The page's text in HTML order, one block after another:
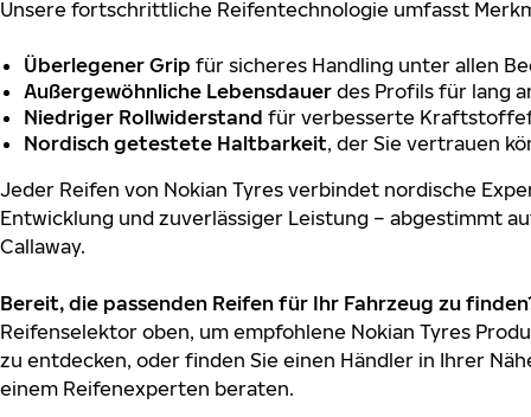
Unsere fortschrittliche Reifentechnologie umfasst
Überlegener Grip für sicheres Handling unter allen
Außergewöhnliche Lebensdauer des Profils für lang
Niedriger Rollwiderstand für verbesserte
Nordisch getestete Haltbarkeit, der Sie vertrauen
Jeder Reifen von Nokian Tyres verbindet nordische
Entwicklung und zuverlässiger Leistung – abgestimmt
Callaway.
Bereit, die passenden Reifen für Ihr Fahrzeug zu
Reifenselektor oben, um empfohlene Nokian Tyres
zu entdecken, oder finden Sie einen Händler in Ihrer
einem Reifenexperten beraten.